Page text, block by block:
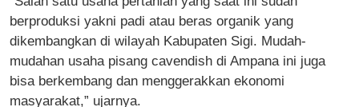
berproduksi yakni padi atau beras organik yang
dikembangkan di wilayah Kabupaten Sigi. Mudah-
mudahan usaha pisang cavendish di Ampana ini juga
bisa berkembang dan menggerakkan ekonomi
masyarakat,” ujarnya.